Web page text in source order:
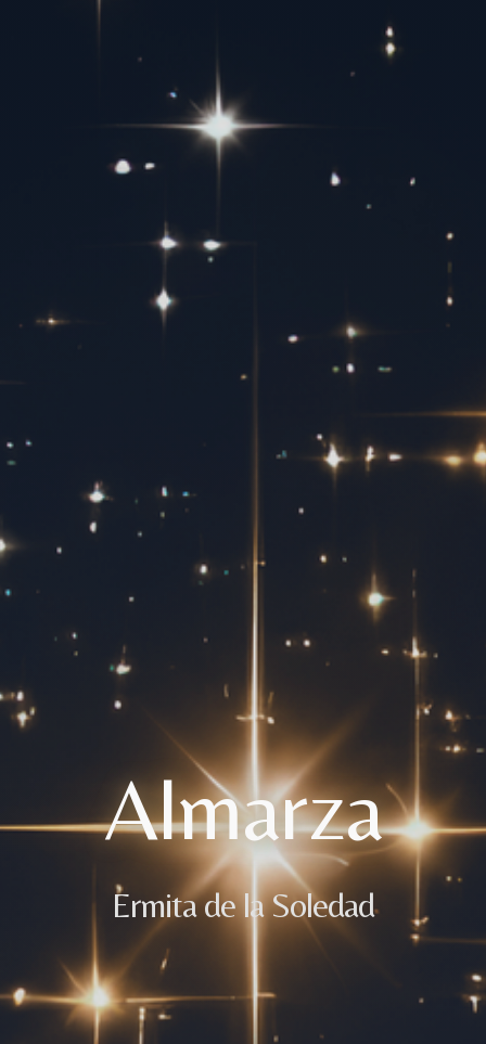
Almarza
Ermita de la Soledad